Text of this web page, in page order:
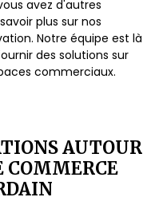
avez d'autres
plus sur nos
Notre équipe est là
des solutions sur
commerciaux.
AUTOUR
COMMERCE